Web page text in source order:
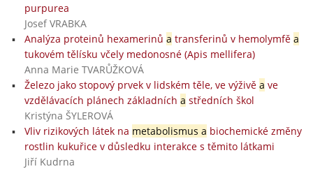
purpurea
Josef VRABKA
Analýza proteinů hexamerinů a transferinů v hemolymfě a
tukovém tělísku včely medonosné (Apis mellifera)
Anna Marie TVARŮŽKOVÁ
Železo jako stopový prvek v lidském těle, ve výživě a ve
vzdělávacích plánech základních a středních škol
Kristýna ŠYLEROVÁ
Vliv rizikových látek na metabolismus a biochemické změny
rostlin kukuřice v důsledku interakce s těmito látkami
Jiří Kudrna